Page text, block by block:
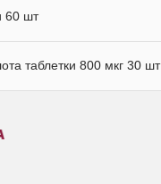
60 шт
таблетки 800 мкг 30 шт